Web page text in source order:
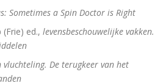
The discovery of Religion
Christians who became Jews. Acts of the
gezangen
Sometimes a Spin Doctor is Right
ed., levensbeschouwelijke vakken.
vluchteling. De terugkeer van het